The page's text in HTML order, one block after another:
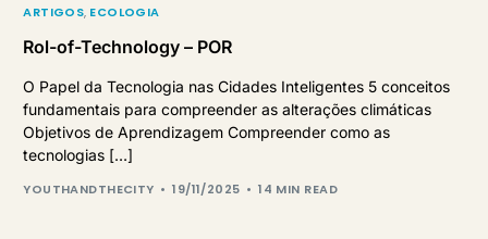
ARTIGOS, ECOLOGIA
Rol-of-Technology – POR
O Papel da Tecnologia nas Cidades Inteligentes 5 conceitos
fundamentais para compreender as alterações climáticas
Objetivos de Aprendizagem Compreender como as
tecnologias […]
YOUTHANDTHECITY 19/11/2025 14 MIN READ